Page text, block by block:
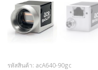
รหัสสินค้า: acA640-90gc